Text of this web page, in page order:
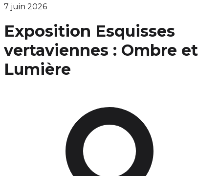
7 juin 2026
Exposition Esquisses
vertaviennes : Ombre et
Lumière